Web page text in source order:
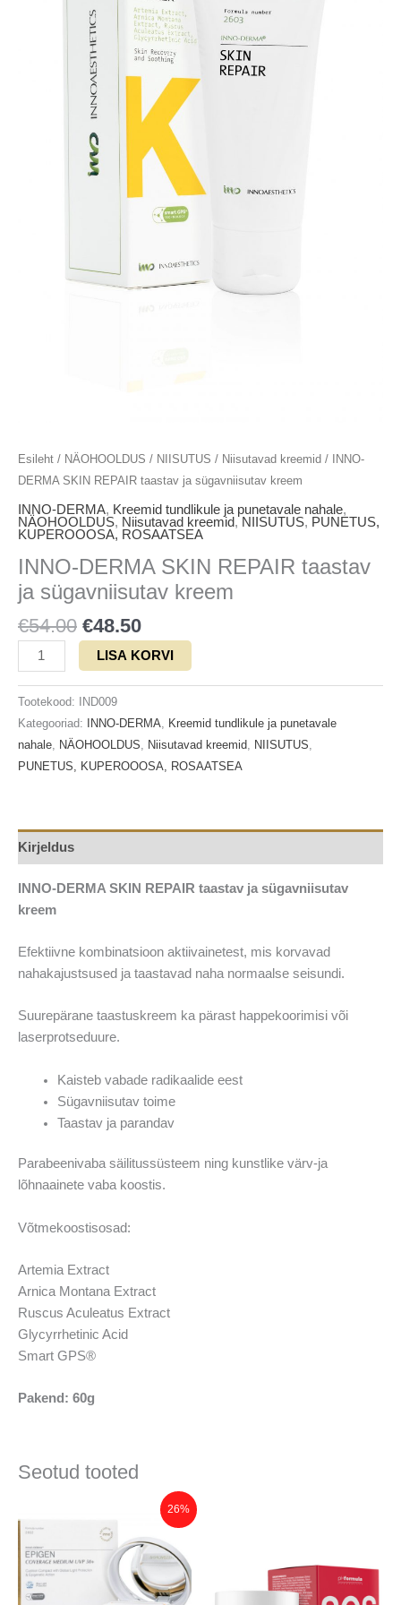
Esileht / NÄOHOOLDUS / NIISUTUS / Niisutavad kreemid / INNO-
DERMA SKIN REPAIR taastav ja sügavniisutav kreem
INNO-DERMA, Kreemid tundlikule ja punetavale nahale,
NÄOHOOLDUS, Niisutavad kreemid, NIISUTUS, PUNETUS,
KUPEROOOSA, ROSAATSEA
INNO-DERMA SKIN REPAIR taastav
ja sügavniisutav kreem
€54.00 €48.50
LISA KORVI
Tootekood:
IND009
Kategooriad:
INNO-DERMA, Kreemid tundlikule ja punetavale
nahale, NÄOHOOLDUS, Niisutavad kreemid, NIISUTUS,
PUNETUS, KUPEROOOSA, ROSAATSEA
Kirjeldus
INNO-DERMA SKIN REPAIR taastav ja sügavniisutav
kreem
Efektiivne kombinatsioon aktiivainetest, mis korvavad
nahakajustsused ja taastavad naha normaalse seisundi.
Suurepärane taastuskreem ka pärast happekoorimisi või
laserprotseduure.
Kaisteb vabade radikaalide eest
Sügavniisutav toime
Taastav ja parandav
Parabeenivaba säilitussüsteem ning kunstlike värv-ja
lõhnaainete vaba koostis.
Võtmekoostisosad:
Artemia Extract
Arnica Montana Extract
Ruscus Aculeatus Extract
Glycyrrhetinic Acid
Smart GPS®
Pakend: 60g
Seotud tooted
26%
€62.00.
on:
€46.00.
on
mitu
varianti.